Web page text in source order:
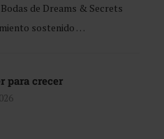
de Dreams & Secrets
sostenido …
para crecer